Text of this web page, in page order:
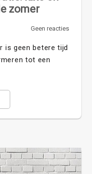
zomer
Geen reacties
is geen betere tijd
tot een